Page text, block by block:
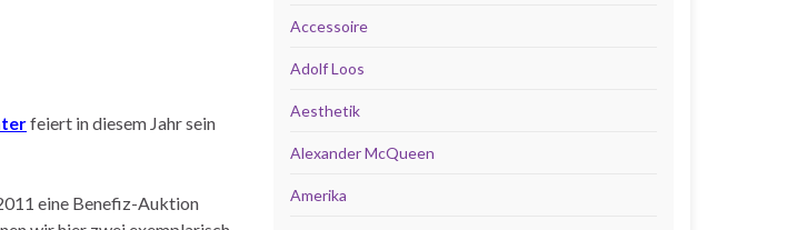
feiert in diesem Jahr sein
eine Benefiz-Auktion
Accessoire
Adolf Loos
Aesthetik
Alexander McQueen
Amerika